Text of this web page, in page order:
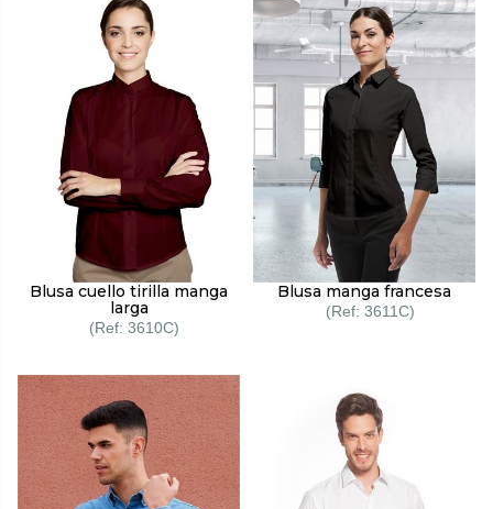
Blusa cuello tirilla manga
larga
3610C
Blusa manga francesa
3611C